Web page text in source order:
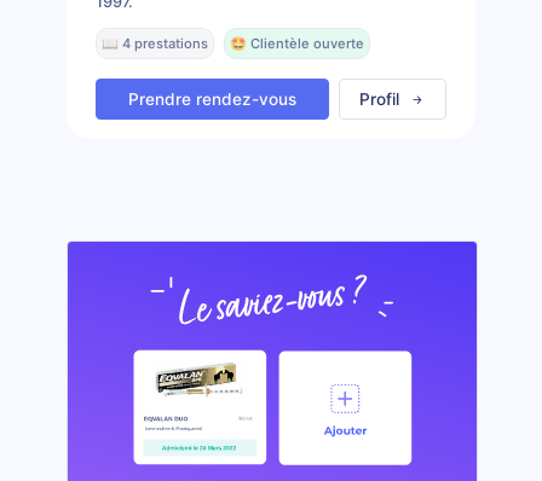
📖 4 prestations 🤩 Clientèle ouverte
Prendre rendez-vous Profil